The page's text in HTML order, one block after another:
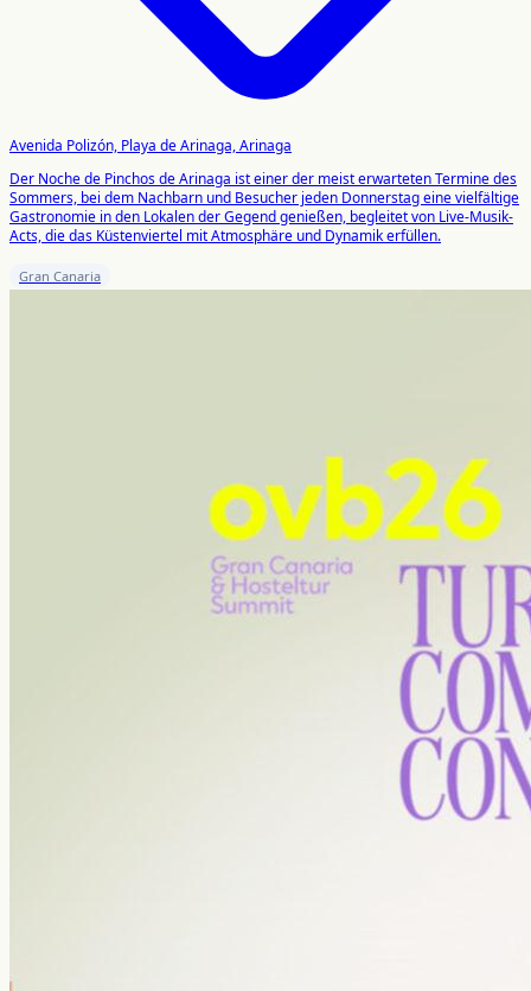
Avenida Polizón, Playa de Arinaga, Arinaga
Der Noche de Pinchos de Arinaga ist einer der meist erwarteten Termine des
Sommers, bei dem Nachbarn und Besucher jeden Donnerstag eine vielfältige
Gastronomie in den Lokalen der Gegend genießen, begleitet von Live-Musik-
Acts, die das Küstenviertel mit Atmosphäre und Dynamik erfüllen.
Gran Canaria